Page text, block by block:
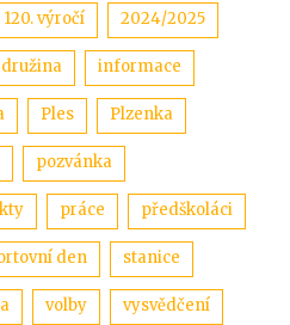
120. výročí 2024/2025
družina informace
Ples Plzenka
pozvánka
práce předškoláci
den stanice
volby vysvědčení